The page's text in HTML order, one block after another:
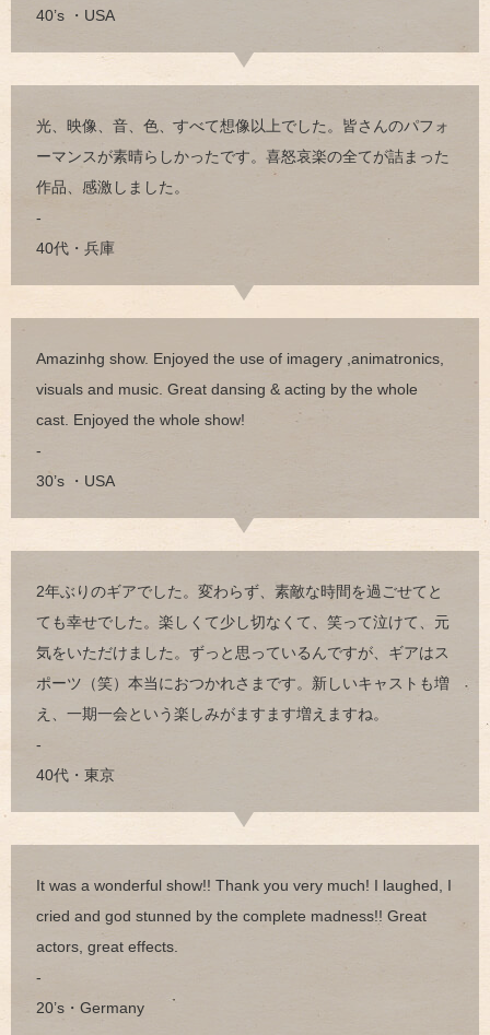
40’s ・USA
光、映像、音、色、すべて想像以上でした。皆さんのパフォ
ーマンスが素晴らしかったです。喜怒哀楽の全てが詰まった
作品、感激しました。
-
40代・兵庫
Amazinhg show. Enjoyed the use of imagery ,animatronics,
visuals and music. Great dansing & acting by the whole
cast. Enjoyed the whole show!
-
30’s ・USA
2年ぶりのギアでした。変わらず、素敵な時間を過ごせてと
ても幸せでした。楽しくて少し切なくて、笑って泣けて、元
気をいただけました。ずっと思っているんですが、ギアはス
ポーツ（笑）本当におつかれさまです。新しいキャストも増
え、一期一会という楽しみがますます増えますね。
-
40代・東京
It was a wonderful show!! Thank you very much! I laughed, I
cried and god stunned by the complete madness!! Great
actors, great effects.
-
20’s・Germany